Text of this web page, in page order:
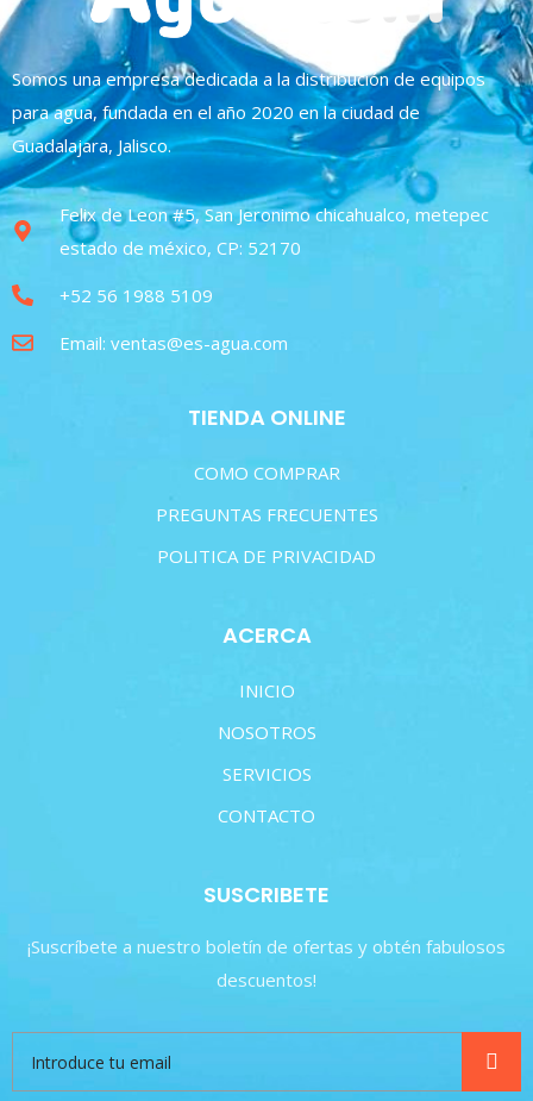
Somos una empresa dedicada a la distribución de equipos
para agua, fundada en el año 2020 en la ciudad de
Guadalajara, Jalisco.
Felix de Leon #5, San Jeronimo chicahualco, metepec
estado de méxico, CP: 52170
+52 56 1988 5109
Email: ventas@es-agua.com
TIENDA ONLINE
COMO COMPRAR
PREGUNTAS FRECUENTES
POLITICA DE PRIVACIDAD
ACERCA
INICIO
NOSOTROS
SERVICIOS
CONTACTO
SUSCRIBETE
¡Suscríbete a nuestro boletín de ofertas y obtén fabulosos
descuentos!